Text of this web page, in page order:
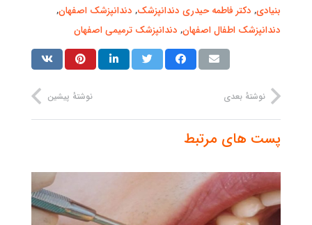
بنیادی, دکتر فاطمه حیدری دندانپزشک, دندانپزشک اصفهان,
دندانپزشک اطفال اصفهان, دندانپزشک ترمیمی اصفهان
نوشتهٔ پیشین نوشتهٔ بعدی
پست های مرتبط